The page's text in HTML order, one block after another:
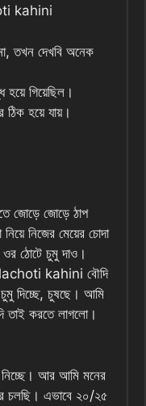
kahini
তখন দেখবি অনেক
গিয়েছিল।
হয়ে যায়।
জোড়ে জোড়ে ঠাপ
নিজের মেয়ের চোদা
ঠোটে চুমু দাও।
kahini বৌদি
দিচ্ছে, চুষছে। আমি
তাই করতে লাগলো।
নিচ্ছে। আর আমি মনের
চলছি। এভাবে ২০/২৫